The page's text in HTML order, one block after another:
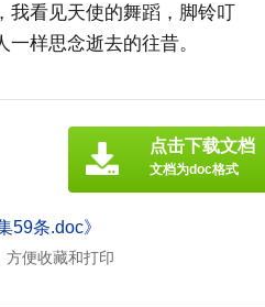
我看见天使的舞蹈，脚铃叮
样思念逝去的往昔。
59条.doc》
方便收藏和打印
点击下载文档
文档为doc格式